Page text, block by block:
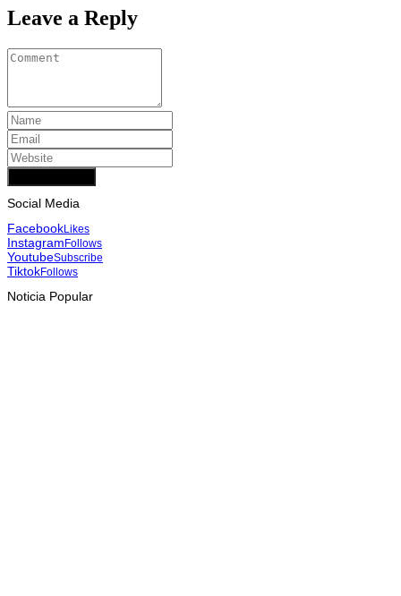
Leave a Reply
Social Media
FacebookLikes
InstagramFollows
YoutubeSubscribe
TiktokFollows
Noticia Popular